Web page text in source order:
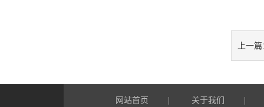
上一
网站首页 关于我们